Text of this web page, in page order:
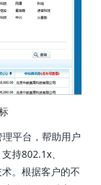
平台，帮助用户
持802.1x、
。根据客户的不